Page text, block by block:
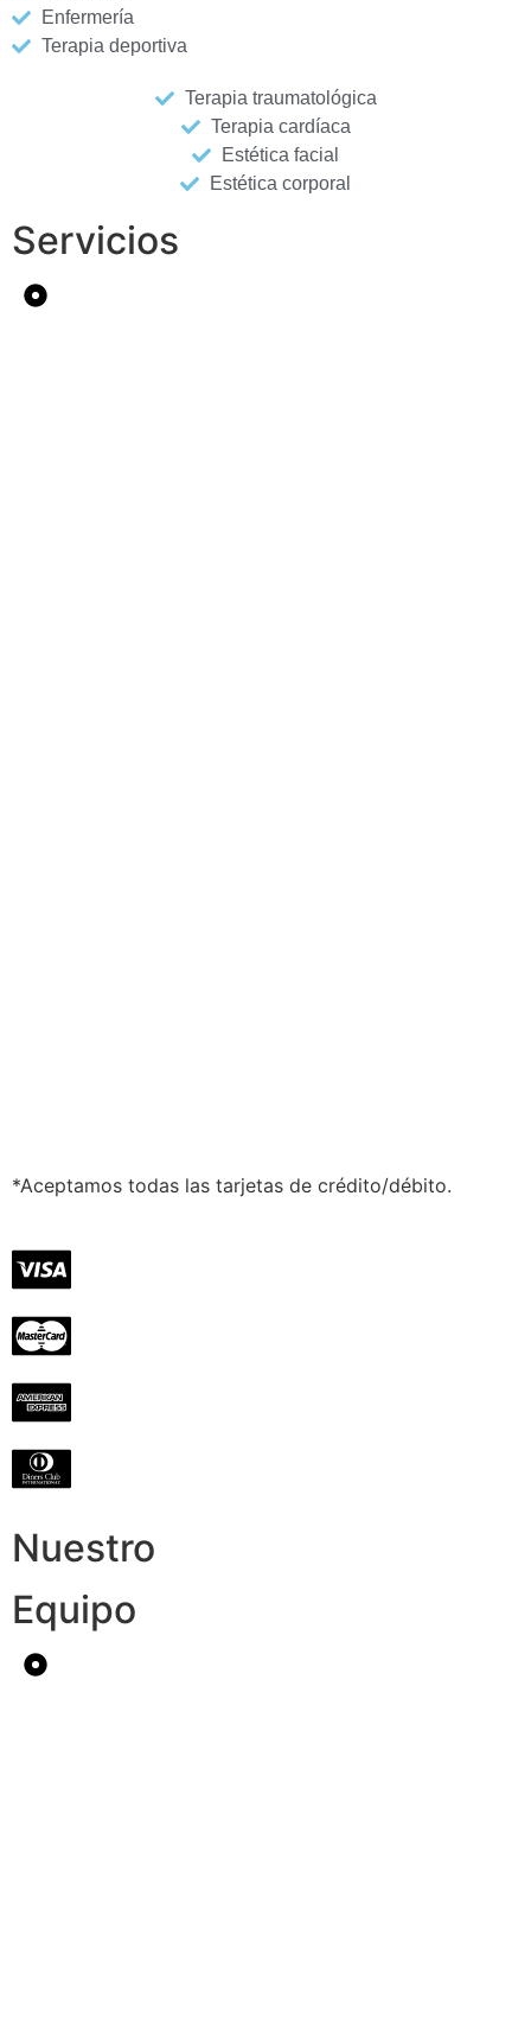
Enfermería
Terapia deportiva
Terapia traumatológica
Terapia cardíaca
Estética facial
Estética corporal
Servicios
*Aceptamos todas las tarjetas de crédito/débito.
Nuestro
Equipo